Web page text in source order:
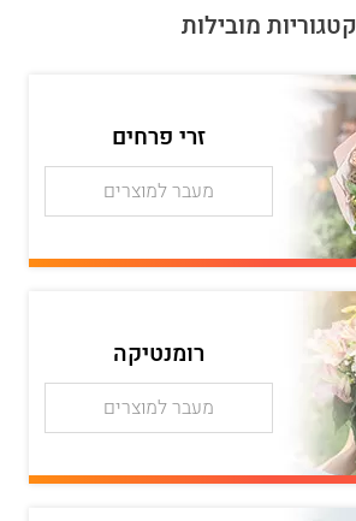
קטגוריות מובילות
זרי פרחים
מעבר למוצרים
רומנטיקה
מעבר למוצרים